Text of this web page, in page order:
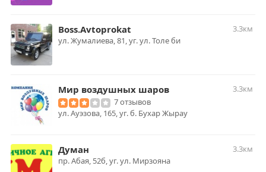
Boss.Avtoprokat
3.3км
ул. Жумалиева, 81, уг. ул. Толе би
Мир воздушных шаров
3.3км
7 отзывов
ул. Ауэзова, 165, уг. б. Бухар Жырау
Думан
3.3км
пр. Абая, 52б, уг. ул. Мирзояна